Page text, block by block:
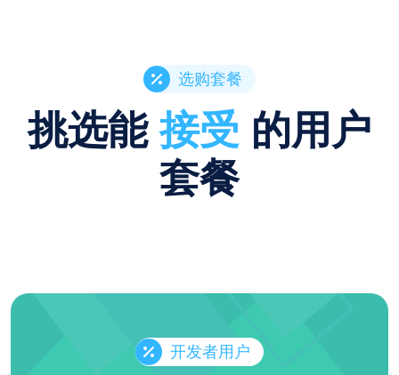
选购套餐
挑选能接受 的用户
套餐
开发者用户